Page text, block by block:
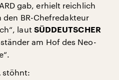
gab, erhielt reichlich
den BR-Chefredakteur
laut SÜDDEUTSCHER
am Hof des Neo-
stöhnt: